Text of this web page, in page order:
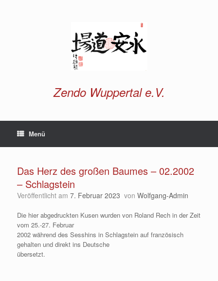
Zendo Wuppertal e.V.
Menü
Das Herz des großen Baumes – 02.2002
– Schlagstein
Veröffentlicht am 7. Februar 2023 von Wolfgang-Admin
Die hier abgedruckten Kusen wurden von Roland Rech in der Zeit
vom 25.-27. Februar
2002 während des Sesshins in Schlagstein auf französisch
gehalten und direkt ins Deutsche
übersetzt.